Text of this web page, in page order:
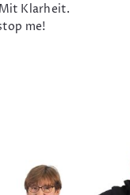
Klarheit.
me!